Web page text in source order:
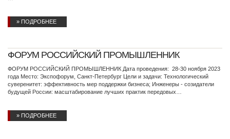
» ПОДРОБНЕЕ
ФОРУМ РОССИЙСКИЙ ПРОМЫШЛЕННИК
ФОРУМ РОССИЙСКИЙ ПРОМЫШЛЕННИК Дата проведения: 28-30 ноября 2023
года Место: Экспофорум, Санкт-Петербург Цели и задачи: Технологический
суверенитет: эффективность мер поддержки бизнеса; Инженеры - созидатели
будущей России: масштабирование лучших практик передовых…
» ПОДРОБНЕЕ